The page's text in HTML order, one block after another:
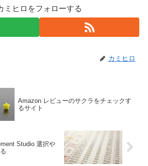
ミヒロをフォローする
カミヒロ
Amazon レビューのサクラをチェックす
るサイト
Studio 選択や